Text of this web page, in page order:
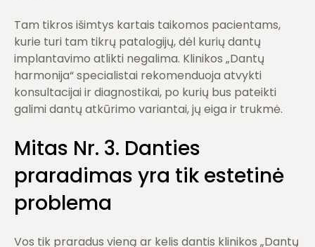
Tam tikros išimtys kartais taikomos pacientams,
kurie turi tam tikrų patalogijų, dėl kurių dantų
implantavimo atlikti negalima. Klinikos „Dantų
harmonija“ specialistai rekomenduoja atvykti
konsultacijai ir diagnostikai, po kurių bus pateikti
galimi dantų atkūrimo variantai, jų eiga ir trukmė.
Mitas Nr. 3. Danties
praradimas yra tik estetinė
problema
Vos tik praradus vieną ar kelis dantis klinikos „Dantų